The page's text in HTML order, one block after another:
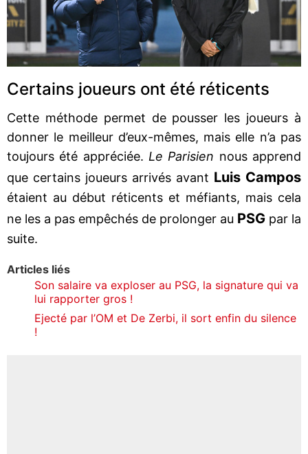
Certains joueurs ont été réticents
Cette méthode permet de pousser les joueurs à
donner le meilleur d’eux-mêmes, mais elle n’a pas
toujours été appréciée. Le Parisien nous apprend
que certains joueurs arrivés avant Luis Campos
étaient au début réticents et méfiants, mais cela
ne les a pas empêchés de prolonger au PSG par la
suite.
Articles liés
Son salaire va exploser au PSG, la signature qui va
lui rapporter gros !
Ejecté par l’OM et De Zerbi, il sort enfin du silence
!